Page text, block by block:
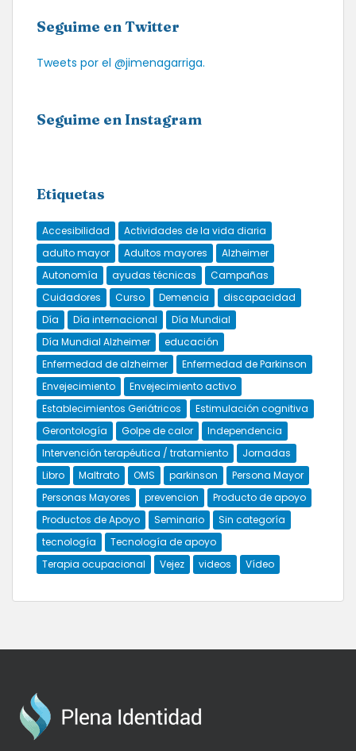
Seguime en Twitter
Tweets por el @jimenagarriga.
Seguime en Instagram
Etiquetas
Accesibilidad
Actividades de la vida diaria
adulto mayor
Adultos mayores
Alzheimer
Autonomía
ayudas técnicas
Campañas
Cuidadores
Curso Demencia
discapacidad
Día
Día internacional
Día Mundial
Día Mundial Alzheimer
educación
Enfermedad de alzheimer
Enfermedad de Parkinson
Envejecimiento
Envejecimiento activo
Establecimientos Geriátricos
Estimulación cognitiva
Gerontología
Golpe de calor
Independencia
Intervención terapéutica / tratamiento
Jornadas
Libro
Maltrato OMS parkinson
Persona Mayor
Personas Mayores
prevencion
Producto de apoyo
Productos de Apoyo
Seminario
Sin categoría
tecnología
Tecnología de apoyo
Terapia ocupacional
Vejez videos Vídeo